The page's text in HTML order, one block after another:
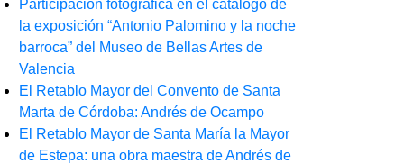
Participación fotográfica en el catálogo de
la exposición “Antonio Palomino y la noche
barroca” del Museo de Bellas Artes de
Valencia
El Retablo Mayor del Convento de Santa
Marta de Córdoba: Andrés de Ocampo
El Retablo Mayor de Santa María la Mayor
de Estepa: una obra maestra de Andrés de